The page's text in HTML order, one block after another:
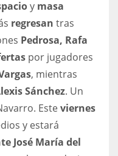
y masa
regresan tras
Pedrosa, Rafa
por jugadores
, mientras
Sánchez. Un
Esteviernes
y estará
José María del